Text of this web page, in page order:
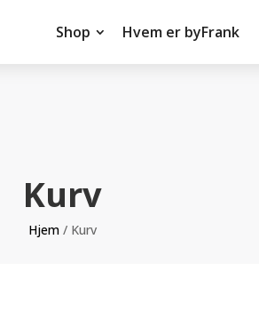
Shop Hvem er byFrank
Kurv
Hjem/ Kurv